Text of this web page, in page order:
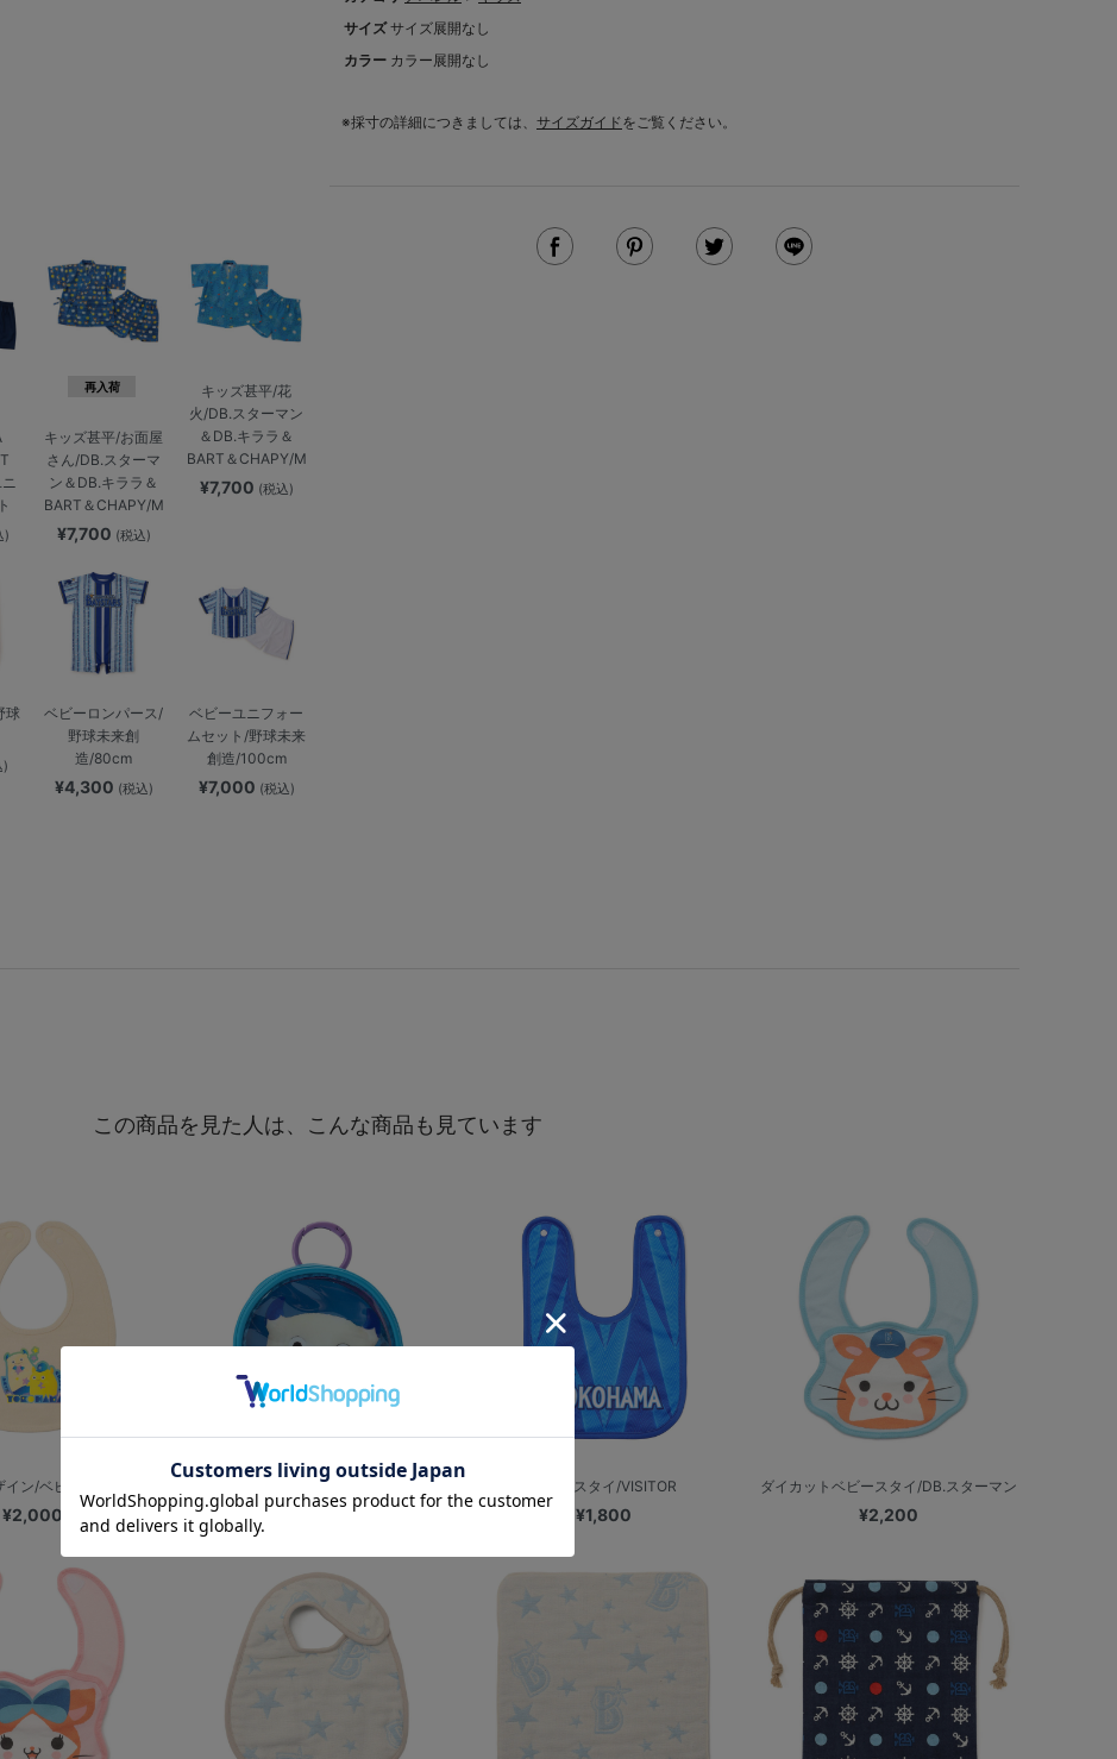
)
再入荷
キッズ甚平/お面屋
さん/DB.スターマ
ン＆DB.キララ＆
BART＆CHAPY/M
¥7,700 (税込)
キッズ甚平/花
火/DB.スターマン
＆DB.キララ＆
BART＆CHAPY/M
¥7,700 (税込)
球
)
ベビーロンパース/
野球未来創
造/80cm
¥4,300 (税込)
ベビーユニフォー
ムセット/野球未来
創造/100cm
¥7,000 (税込)
サイズ サイズ展開なし
カラー カラー展開なし
※採寸の詳細につきましては、 サイズガイドをご覧ください。
この商品を見た人は、こんな商品も見ています
イン/ベビースタイ/BA...
¥2,000
マスコット実写/丸型ポーチ/BART ベビースタイ/VISITOR
¥1,800
ダイカットベビースタイ/DB.スターマン
¥2,200